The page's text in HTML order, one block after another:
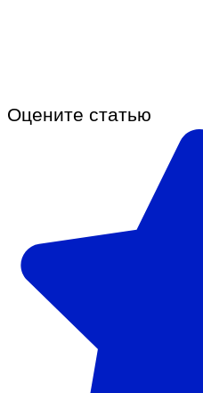
Оцените статью